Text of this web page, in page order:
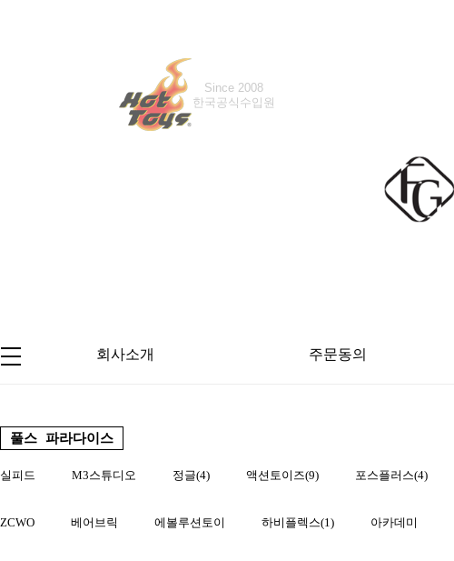
Since 2008
한국공식수입원
Since 2016
한국공식수입원
회사소개 주문동의
풀스 파라다이스
실피드 M3스튜디오 정글(4) 액션토이즈(9) 포스플러스(4)
ZCWO 베어브릭 에볼루션토이 하비플렉스(1) 아카데미